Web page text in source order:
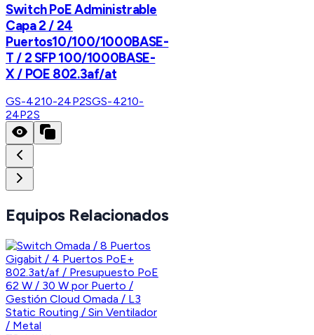
Switch PoE Administrable
Capa 2 / 24
Puertos10/100/1000BASE-
T / 2 SFP 100/1000BASE-
X / POE 802.3af/at
GS-4210-24P2SGS-4210-
24P2S
Equipos Relacionados